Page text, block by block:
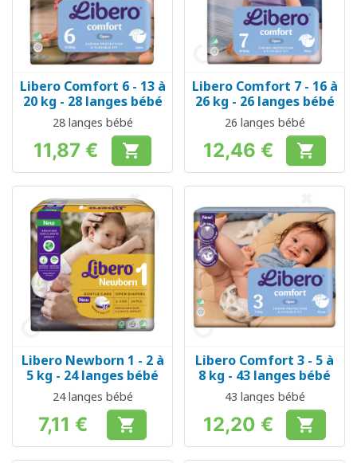
Libero Comfort 6 - 13 à
20 kg - 28 langes bébé
28 langes bébé
Prix
11,87 € 
Libero Comfort 7 - 16 à
26 kg - 26 langes bébé
26 langes bébé
Prix
12,46 € 
Libero Newborn 1 - 2 à
5 kg - 24 langes bébé
24 langes bébé
Prix
7,11 € 
Libero Comfort 3 - 5 à
8 kg - 43 langes bébé
43 langes bébé
Prix
12,20 € 